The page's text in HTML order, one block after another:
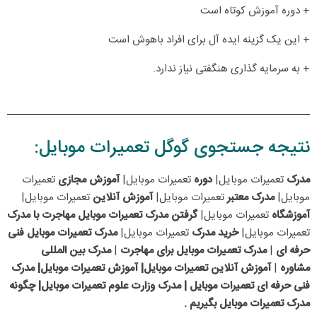
+ دوره آموزش کوتاه است
+ این یک گزینه ایده آل برای افراد باهوش است
+ به سرمایه گذاری هنگفتی نیاز ندارد.
نتیجه جستجوی گوگل تعمیرات موبایل:
مدرک تعمیرات موبایل| دوره تعمیرات موبایل|آموزش مجازی تعمیرات
موبایل|مدرک معتبرتعمیرات موبایل|آموزش آنلاین تعمیرات موبایل|
آموزشگاه تعمیرات موبایل|گرفتن مدرکتعمیرات موبایل مهاجرت با مدرک
تعمیرات موبایل|خرید مدرک تعمیرات موبایل|مدرک تعمیرات موبایل فنی
حرفه ای |مدرک تعمیرات موبایل برای مهاجرت |مدرک بین المللی
مشاوره |آموزش آنلاین تعمیرات موبایل| آموزش تعمیرات موبایل| مدرک
فنی حرفه ای تعمیرات موبایل | مدرک وزارت علوم تعمیرات موبایل| چگونه
مدرک تعمیرات موبایل بگیریم .